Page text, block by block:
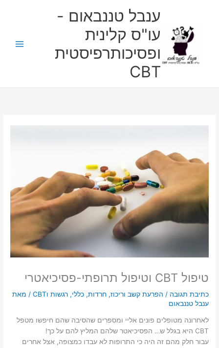
ענבל טננבאום -
עו"ס קלינית
ופסיכותרפיסטית
CBT
טיפול CBT וטיפול תרופתי-פסיכיאטרי
כתיבת תגובה / הפרעת קשב וריכוז,חרדות,כללי,רגשות וCBT
/ מאת
ענבל טננבאום
לאחרונה מטופלים פונים אליי ומספרים שהסיבה שהם חיפשו מטפל
CBT היא בגלל ש… הפסיכיאטר שלהם המליץ להם על כך!
עבור חלק מהם זה היה כי התרופות לא עבדו כמצופה, אצל אחרים